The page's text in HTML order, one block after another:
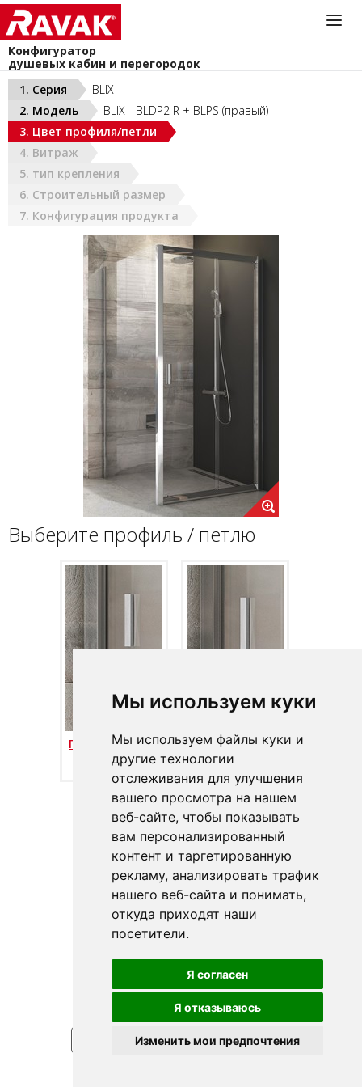
Мы используем куки
Мы используем файлы куки и
другие технологии
отслеживания для улучшения
вашего просмотра на нашем
веб-сайте, чтобы показывать
вам персонализированный
контент и таргетированную
рекламу, анализировать трафик
нашего веб-сайта и понимать,
откуда приходят наши
посетители.
Я согласен
Я отказываюсь
Изменить мои предпочтения
Конфигуратор
душевых кабин и перегородок
install@ravak.ua
Пн - Пт. 9.00 - 18.00
УКРАИНА (РУС)
1. Серия
BLIX
2. Модель
BLIX - BLDP2 R + BLPS (правый)
3. Цвет профиля/петли
4. Витраж
5. тип крепления
6. Строительный размер
7. Конфигурация продукта
Выберите профиль / петлю
Полир. алюм. +
ручка
Анодирован.
Сатин + ручка
Анодирован
Белый + ручка
Анодирован.
< ВЕРНУТЬСЯ ПРОДОЛЖИТЬ >